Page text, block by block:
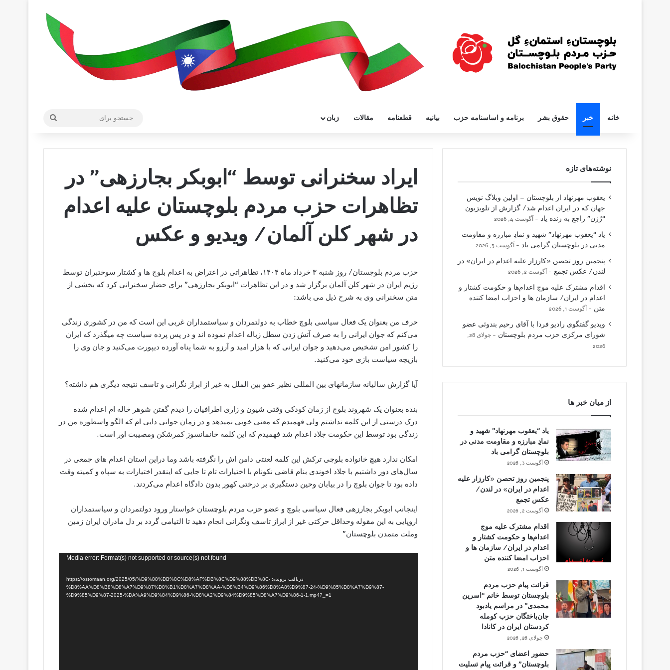
خانه خبر حقوق بشر برنامه و اساسنامه حزب بیانیه قطعنامه مقالات زبان
ایراد سخنرانی توسط “ابوبکر بجارزهی” در
تظاهرات حزب مردم بلوچستان علیه اعدام
در شهر کلن آلمان/ ویدیو و عکس
حزب مردم بلوچستان/ روز شنبه ۳ خرداد ماه ۱۴۰۴، تظاهراتی در اعتراض به اعدام بلوچ ها و کشتار سوختبران توسط
رژیم ایران در شهر کلن آلمان برگزار شد و در این تظاهرات “ابوبکر بجارزهی” برای حضار سخنرانی کرد که بخشی از
متن سخنرانی وی به شرح ذیل می باشد:
حرف من بعنوان یک فعال سیاسی بلوچ‌ خطاب به دولتمردان و سیاستمداران غربی این است که من در کشوری زندگی
می‌کنم که جوان ایرانی را به صرف آتش زدن سطل زباله اعدام نموده اند و در پس پرده سیاست چه میگذرد که ایران
را کشور امن تشخیص می‌دهید و جوان ایرانی که با هزار امید و آرزو به شما پناه آورده دیپورت می‌کنید و جان‌ وی را
بازیچه سیاست بازی خود می‌کنید.
آیا گزارش سالیانه سازمانهای بین المللی نظیر عفو بین الملل به غیر از ابراز نگرانی و تاسف نتیجه دیگری هم داشته؟
بنده بعنوان یک شهروند بلوچ از زمان کودکی وقتی شیون و زاری اطرافیان را دیدم گفتن شوهر خاله ام اعدام شده
درک درستی از این کلمه نداشتم ولی فهمیدم که معنی خوبی نمیدهد و در زمان جوانی دایی ام که الگو واسطوره من در
زندگی بود توسط این حکومت جلاد اعدام شد فهمیدم که این کلمه خانمانسوز کمرشکن ومصیبت اور است.
امکان ندارد هیچ خانواده بلوچی ترکش این کلمه لعنتی دامن اش را نگرفته باشد وما دراین استان اعدام های جمعی در
سال‌های دور داشتیم با جلاد اخوندی بنام قاضی نکونام با اختیارات تام تا جایی که اینقدر اختیارات به سپاه ‌و کمیته وقت
داده بود تا جوان بلوچ را در بیابان وحین دستگیری بر درختی کهور بدون دادگاه اعدام می‌کردند.
اینجانب ابوبکر بجارزهی فعال سیاسی بلوچ و عضو حزب مردم بلوچستان خواستار ورود دولتمردان و سیاستمداران
اروپایی به این مقوله وحداقل حرکتی غیر از ابراز تاسف ونگرانی انجام دهید تا التیامی گردد بر دل مادران ایران زمین
وملت متمدن بلوچستان”
Media error: Format(s) not supported or source(s) not found
دریافت پرونده: https://ostomaan.org/2025/05/%D9%88%DB%8C%D8%AF%DB%8C%D9%88%DB%8C-
%D8%AA%D8%B8%D8%A7%D9%87%D8%B1%D8%A7%D8%AA-%D8%B4%D9%86%D8%A8%D9%87-24-%D9%85%D8%A7%D9%87-
%D9%85%D9%87-2025-%DA%A9%D9%84%D9%86-%D8%A2%D9%84%D9%85%D8%A7%D9%86-1-1.mp4?_=1
نوشته‌های تازه
یعقوب مهرنهاد از بلوچستان – اولین وبلاگ نویس
جهان که در ایران اعدام شد/ گزارش از تلویزیون
“رُژن” راجع به زنده یاد
آگوست 4, 2026
یاد “یعقوب مهرنهاد” شهید و نمادِ مبارزه و مقاومت
مدنی در بلوچستان گرامی باد
آگوست 3, 2026
پنجمین روز تحصن «کارزار علیه اعدام در ایران» در
لندن/ عکس تجمع
آگوست 2, 2026
اقدام مشترک علیه موج اعدام‌ها و حکومت کشتار و
اعدام در ایران/ سازمان ها و احزاب امضا کننده
متن
آگوست 1, 2026
ویدیو گفتگوی رادیو فردا با آقای رحیم بندوئی عضو
شورای مرکزی حزب مردم بلوچستان
جولای 28,
2026
از میان خبر ها
یاد “یعقوب مهرنهاد” شهید و
نمادِ مبارزه و مقاومت مدنی در
بلوچستان گرامی باد
آگوست 3, 2026
پنجمین روز تحصن «کارزار علیه
اعدام در ایران» در لندن/
عکس تجمع
آگوست 2, 2026
اقدام مشترک علیه موج
اعدام‌ها و حکومت کشتار و
اعدام در ایران/ سازمان ها و
احزاب امضا کننده متن
آگوست 1, 2026
قرائت پیام حزب مردم
بلوچستان توسط خانم “اسرین
محمدی” در مراسم یادبود
جان‌باختگان حزب کومله
کردستان ایران در کانادا
جولای 26, 2026
حضور اعضای “حزب مردم
بلوچستان” و قرائت پیام تسلیت